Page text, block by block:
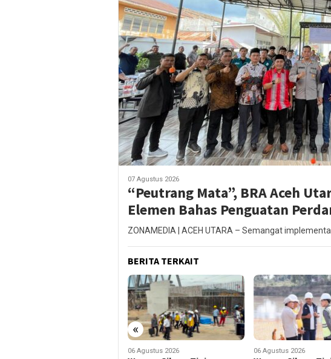
07 Agustus 2026
“Peutrang Mata”, BRA Aceh
Elemen Bahas Penguatan
ZONAMEDIA | ACEH UTARA – Semangat
BERITA TERKAIT
«
06 Agustus 2026 06 Agustus 2026